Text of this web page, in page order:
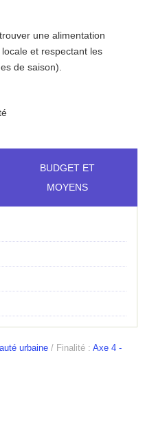
une alimentation
et respectant les
de saison).
BUDGET ET
MOYENS
urbaine / Finalité :Axe 4 -